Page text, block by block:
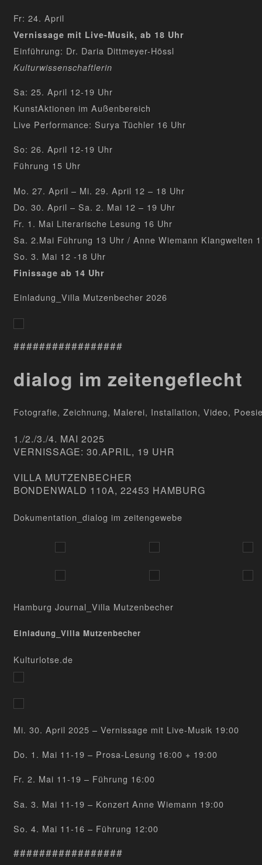
Fr: 24. April
Vernissage mit Live-Musik, ab 18 Uhr
Einführung: Dr. Daria Dittmeyer-Hössl
Kulturwissenschaftlerin
Sa: 25. April 12-19 Uhr
KunstAktionen im Außenbereich
Live Performance: Surya Tüchler 16 Uhr
So: 26. April 12-19 Uhr
Führung 15 Uhr
Mo. 27. April – Mi. 29. April 12 – 18 Uhr
Do. 30. April – Sa. 2. Mai 12 – 19 Uhr
Fr. 1. Mai Literarische Lesung 16 Uhr
Sa. 2.Mai Führung 13 Uhr / Anne Wiemann Klangwelten
So. 3. Mai 12 -18 Uhr
Finissage ab 14 Uhr
Einladung_Villa Mutzenbecher 2026
#################
dialog im zeitengeflecht
Fotografie, Zeichnung, Malerei, Installation, Video,
1./2./3./4. MAI 2025
VERNISSAGE: 30.APRIL, 19 UHR
VILLA MUTZENBECHER
BONDENWALD 110A, 22453 HAMBURG
Dokumentation_dialog im zeitengewebe
Hamburg Journal_Villa Mutzenbecher
Einladung_Villa Mutzenbecher
Kulturlotse.de
Mi. 30. April 2025 – Vernissage mit Live-Musik 19:00
Do. 1. Mai 11-19 – Prosa-Lesung 16:00 + 19:00
Fr. 2. Mai 11-19 – Führung 16:00
Sa. 3. Mai 11-19 – Konzert Anne Wiemann 19:00
So. 4. Mai 11-16 – Führung 12:00
#################